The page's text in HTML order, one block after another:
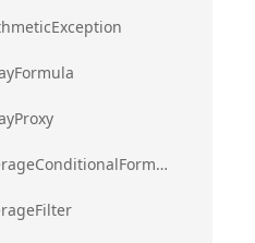
ig.excel.AverageConditionalFormat